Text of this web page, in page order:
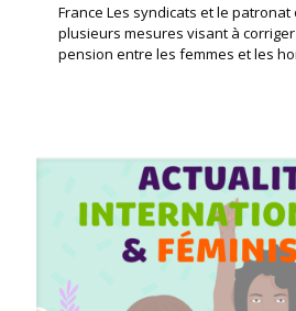
France Les syndicats et le
plusieurs mesures visant à
pension entre les femmes et les